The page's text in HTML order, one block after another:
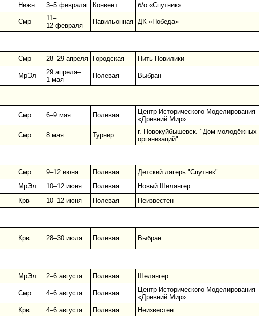
Нижн 3–5 февраля Конвент б/о «Спутник»
Смр
11–
12 февраля
Павильонная ДК «Победа»
Смр 28–29 апреля Городская Нить Повилики
МрЭл
29 апреля–
1 мая
Полевая Выбран
Смр 6–9 мая Полевая
Центр Исторического Моделирования
«Древний Мир»
Смр 8 мая Турнир
г. Новокуйбышевск. "Дом молодёжных
организаций"
Смр 9–12 июня Полевая Детский лагерь "Спутник"
МрЭл 10–12 июня Полевая Новый Шелангер
Крв 10–12 июня Полевая Неизвестен
Крв 28–30 июля Полевая Выбран
МрЭл 2–6 августа Полевая Шелангер
Смр 4–6 августа Полевая
Центр Исторического Моделирования
«Древний Мир»
Крв 4–6 августа Полевая Неизвестен